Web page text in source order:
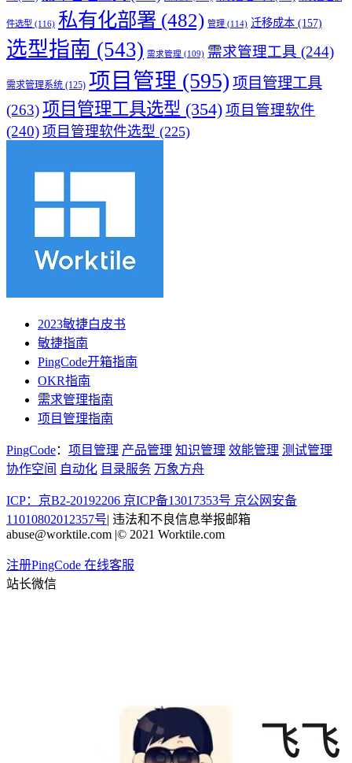
件选型 (116) 私有化部署 (482) 管理 (114) 迁移成本 (157)
选型指南 (543) 需求管理 (109) 需求管理工具 (244)
需求管理系统 (125) 项目管理 (595) 项目管理工具
(263)项目管理工具选型 (354) 项目管理软件
(240) 项目管理软件选型 (225)
2023敏捷白皮书
敏捷指南
PingCode开箱指南
OKR指南
需求管理指南
项目管理指南
PingCode： 项目管理 产品管理 知识管理 效能管理 测试管理
协作空间 自动化 目录服务 万象方舟
ICP：京B2-20192206 京ICP备13017353号 京公网安备
11010802012357号| 违法和不良信息举报邮箱
abuse@worktile.com |© 2021 Worktile.com
注册PingCode 在线客服
站长微信